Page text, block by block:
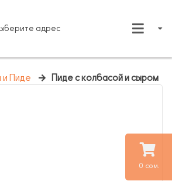
0 сом.
адрес
и Пиде Пиде с колбасой и сыром